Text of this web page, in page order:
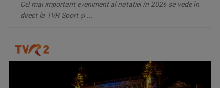
Cel mai important eveniment al nataţiei în 2026 se vede în
direct la TVR Sport şi ...